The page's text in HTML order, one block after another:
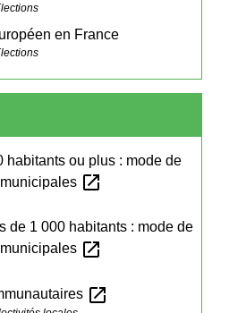
en France
habitants ou plus : mode de
open_in_new
de 1 000 habitants : mode de
open_in_new
open_in_new